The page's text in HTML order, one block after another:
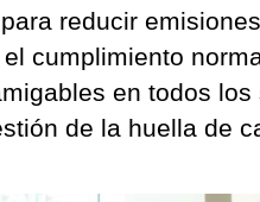
reducir
cumplimiento
en todos
de la huella de